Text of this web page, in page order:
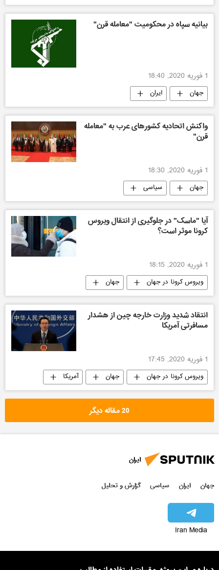
بیانیه سپاه در محکومیت "معامله قرن"
1 فوریه 2020, 18:40
جهان ایران
واکنش اتحادیه کشورهای عرب به "معامله
قرن"
1 فوریه 2020, 18:30
جهان سیاسی
آیا "ماسک" در جلوگیری از انتقال ویروس
کرونا موثر است؟
1 فوریه 2020, 18:15
ویروس کرونا در جهان جهان
انتقاد شدید وزارت خارجه چین از هشدار
مسافرتی آمریکا
1 فوریه 2020, 17:45
ویروس کرونا در جهان جهان آمریکا
20 مقاله دیگر
ایران
جهان ایران سیاسی گزارش و تحلیل
Iran Media